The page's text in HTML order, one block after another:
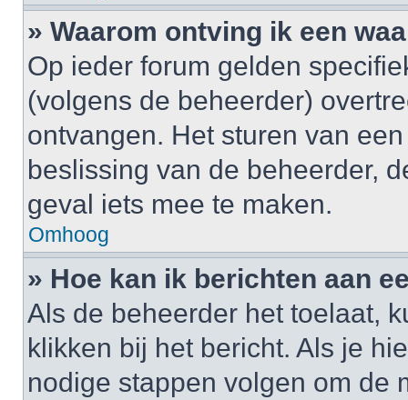
» Waarom ontving ik een
Op ieder forum gelden
(volgens de beheerder)
ontvangen. Het sturen van
beslissing van de beheerder,
geval iets mee te maken.
Omhoog
» Hoe kan ik berichten aan
Als de beheerder het toelaat,
klikken bij het bericht. Als je
nodige stappen volgen om de